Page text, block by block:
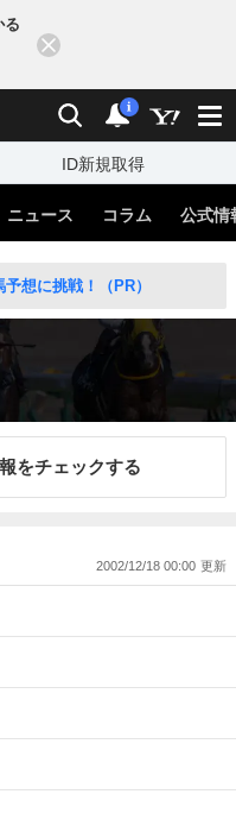
る
検索 通知
i
ID新規取得
ニュース コラム 公式情
想に挑戦！（PR）
をチェックする
2002/12/18 00:00